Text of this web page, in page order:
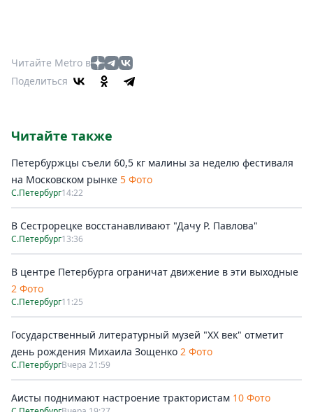
Читайте Metro в
Поделиться
Читайте также
Петербуржцы съели 60,5 кг малины за неделю фестиваля
на Московском рынке 5 Фото
С.Петербург14:22
В Сестрорецке восстанавливают "Дачу Р. Павлова"
С.Петербург13:36
В центре Петербурга ограничат движение в эти выходные
2 Фото
С.Петербург11:25
Государственный литературный музей "ХХ век" отметит
день рождения Михаила Зощенко 2 Фото
С.ПетербургВчера 21:59
Аисты поднимают настроение трактористам 10 Фото